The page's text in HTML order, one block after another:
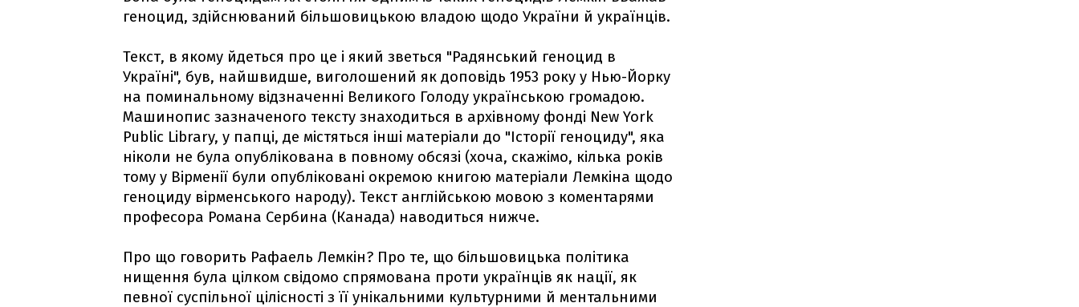
геноцид, здійснюваний більшовицькою владою щодо України й українців.
Текст, в якому йдеться про це і який зветься "Радянський геноцид в
Україні", був, найшвидше, виголошений як доповідь 1953 року у Нью-Йорку
на поминальному відзначенні Великого Голоду українською громадою.
Машинопис зазначеного тексту знаходиться в архівному фонді New York
Public Library, у папці, де містяться інші матеріали до "Історії геноциду", яка
ніколи не була опублікована в повному обсязі (хоча, скажімо, кілька років
тому у Вірменії були опубліковані окремою книгою матеріали Лемкіна щодо
геноциду вірменського народу). Текст англійською мовою з коментарями
професора Романа Сербина (Канада) наводиться нижче.
Про що говорить Рафаель Лемкін? Про те, що більшовицька політика
нищення була цілком свідомо спрямована проти українців як нації, як
певної суспільної цілісності з її унікальними культурними й ментальними